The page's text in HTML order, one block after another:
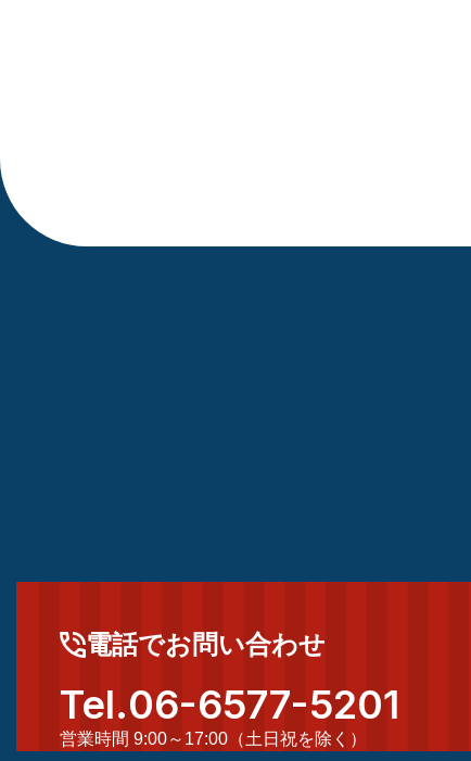
電話でお問い合わせ
Tel.06-6577-5201
営業時間 9:00～17:00（土日祝を除く）